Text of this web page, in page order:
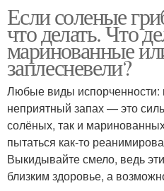
Если соленые
что делать. Что
маринованные
заплесневели?
Любые виды испорченности:
неприятный запах — это
солёных, так и
пытаться как-то
Выкидывайте смело, ведь
близким здоровье, а